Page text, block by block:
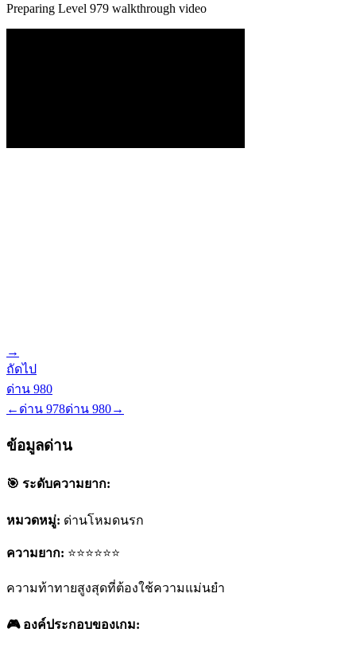
Preparing Level 979 walkthrough video
→
ถัดไป
ด่าน 980
← ด่าน 978ด่าน 980→
ข้อมูลด่าน
🎯 ระดับความยาก:
หมวดหมู่: ด่านโหมดนรก
ความยาก: ⭐⭐⭐⭐⭐⭐
ความท้าทายสูงสุดที่ต้องใช้ความแม่นยำ
🎮 องค์ประกอบของเกม: